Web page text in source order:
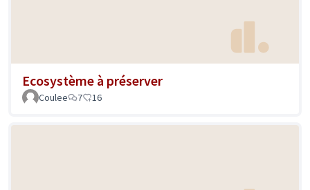
Ecosystème à préserver
Coulee 7 16